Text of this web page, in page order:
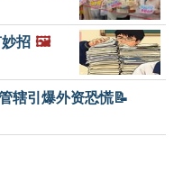
招 🖼️
辖引爆外资恐慌📝